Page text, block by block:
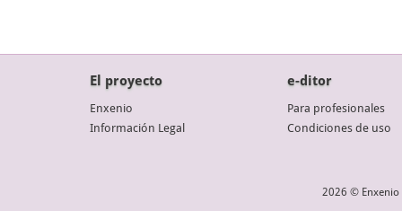
El proyecto
Enxenio
Información Legal
e-ditor
Para profesionales
Condiciones de uso
2026 © Enxenio